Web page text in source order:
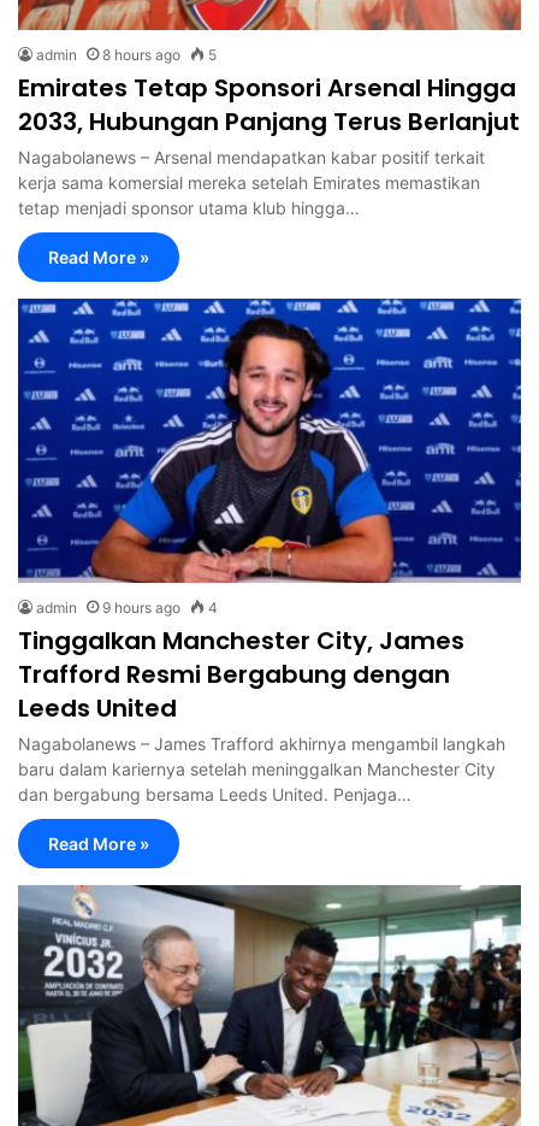
admin 8 hours ago 5
Emirates Tetap Sponsori Arsenal Hingga
2033, Hubungan Panjang Terus Berlanjut
Nagabolanews – Arsenal mendapatkan kabar positif terkait
kerja sama komersial mereka setelah Emirates memastikan
tetap menjadi sponsor utama klub hingga…
Read More »
admin 9 hours ago 4
Tinggalkan Manchester City, James
Trafford Resmi Bergabung dengan
Leeds United
Nagabolanews – James Trafford akhirnya mengambil langkah
baru dalam kariernya setelah meninggalkan Manchester City
dan bergabung bersama Leeds United. Penjaga…
Read More »